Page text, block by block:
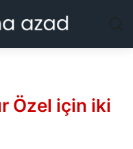
Özel için iki